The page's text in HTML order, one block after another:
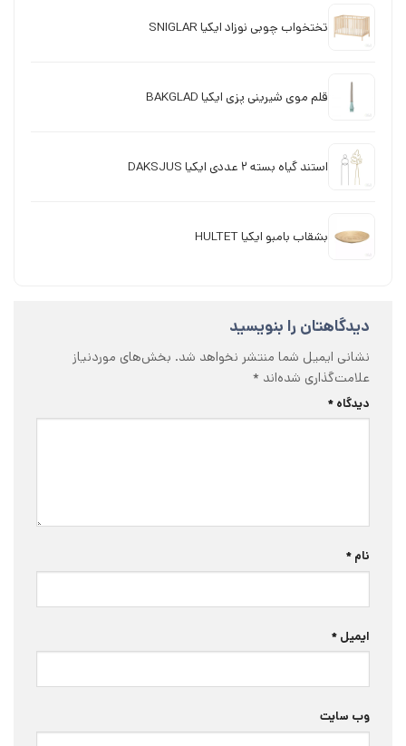
تختخواب چوبی نوزاد ایکیا SNIGLAR
قلم موی شیرینی پزی ایکیا BAKGLAD
استند گیاه بسته 2 عددی ایکیا DAKSJUS
بشقاب بامبو ایکیا HULTET
دیدگاهتان را بنویسید
نشانی ایمیل شما منتشر نخواهد شد. بخش‌های موردنیاز
علامت‌گذاری شده‌اند *
دیدگاه *
نام *
ایمیل *
وب‌ سایت